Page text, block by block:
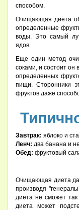
способом.
Очищающая диета
определенные
воды. Это самый
ядов.
Еще один метод
соками, и состоит он
определенных
пищи. Сторонники
фруктов даже
Завтрак: яблоко и
Ленч: два банана и
Обед: фруктовый
Очищающая диета
производя
диета не сможет
диета может